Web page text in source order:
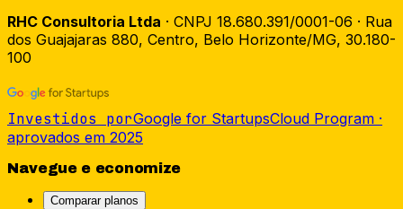
RHC Consultoria Ltda · CNPJ 18.680.391/0001-06 · Rua
dos Guajajaras 880, Centro, Belo Horizonte/MG, 30.180-
100
Investidos porGoogle for StartupsCloud Program ·
aprovados em 2025
Navegue e economize
Comparar planos